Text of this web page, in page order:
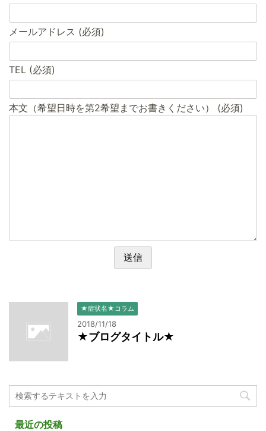
メールアドレス (必須)
TEL (必須)
本文（希望日時を第2希望までお書きください） (必須)
★症状名★コラム
2018/11/18
★ブログタイトル★
最近の投稿